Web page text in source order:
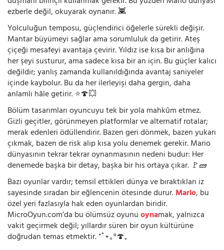
ezberle değil, okuyarak oynanır. 👾
Yolculuğun temposu, güçlendirici öğelerle sürekli değişir.
Mantar büyümeyi sağlar ama sorumluluk da getirir. Ateş
çiçeği mesafeyi avantaja çevirir. Yıldız ise kısa bir anlığına
her şeyi susturur, ama sadece kısa bir an için. Bu güçler kalıcı
değildir; yanlış zamanda kullanıldığında avantaj saniyeler
içinde kaybolur. Bu da her ilerleyişi daha gergin, daha
anlamlı hâle getirir. ⭐🍄💥
Bölüm tasarımları oyuncuyu tek bir yola mahkûm etmez.
Gizli geçitler, görünmeyen platformlar ve alternatif rotalar;
merak edenleri ödüllendirir. Bazen geri dönmek, bazen yukarı
çıkmak, bazen de risk alıp kısa yolu denemek gerekir. Mario
dünyasının tekrar tekrar oynanmasının nedeni budur: Her
denemede başka bir detay, başka bir his ortaya çıkar. 🚩🧱
Bazı oyunlar vardır; temsil ettikleri dünya ve bıraktıkları iz
sayesinde sıradan bir eğlencenin ötesinde durur.Mario, bu
özel yeri fazlasıyla hak eden oyunlardan biridir.
MicroOyun.com’da bu ölümsüz oyunuoynamak, yalnızca
vakit geçirmek değil; yıllardır süren bir oyun kültürüne
doğrudan temas etmektir. ⁺˚⋆｡°🍄₊